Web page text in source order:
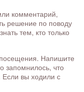
комментарий,
решение по поводу
тем, кто только
Напишите
запомнилось, что
вы ходили с